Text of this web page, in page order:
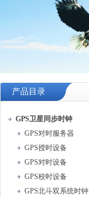
产品目录
GPS卫星同步时钟
GPS对时服务器
GPS授时设备
GPS对时设备
GPS校时设备
GPS北斗双系统时钟